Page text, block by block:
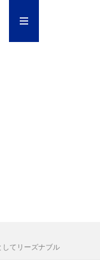
してリーズナブル